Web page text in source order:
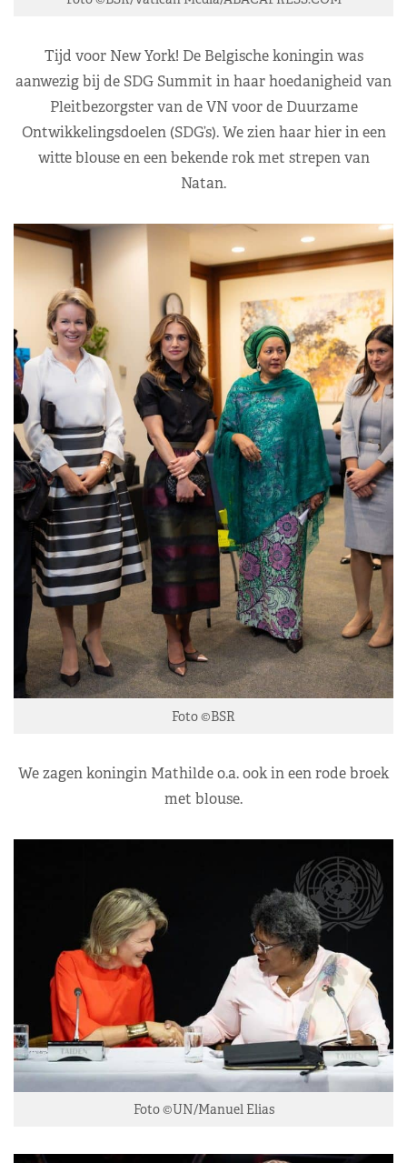
Tijd voor New York! De Belgische koningin was
aanwezig bij de SDG Summit in haar hoedanigheid van
Pleitbezorgster van de VN voor de Duurzame
Ontwikkelingsdoelen (SDG’s). We zien haar hier in een
witte blouse en een bekende rok met strepen van
Natan.
Foto ©BSR
We zagen koningin Mathilde o.a. ook in een rode broek
met blouse.
Foto ©UN/Manuel Elias